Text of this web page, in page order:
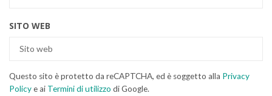
SITO WEB
Questo sito è protetto da reCAPTCHA, ed è soggetto alla Privacy
Policye ai Termini di utilizzo di Google.